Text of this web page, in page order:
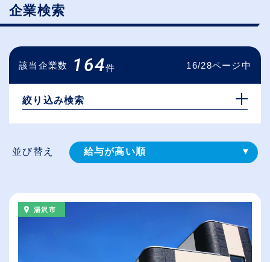
企業検索
該当企業数 164件 16/28ページ中
絞り込み検索
並び替え 給与が高い順
湯沢市